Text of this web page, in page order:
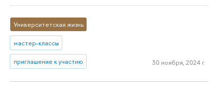
Университетская жизнь
мастер-классы
приглашение к участию 30 ноября, 2024 г.